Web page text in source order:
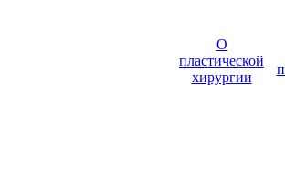
О
пластической
хирургии